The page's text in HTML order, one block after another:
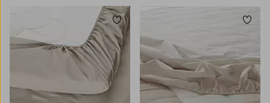
Legg til favoritter
90120140160180
Legg
90X200 120X200
160X200
180X200